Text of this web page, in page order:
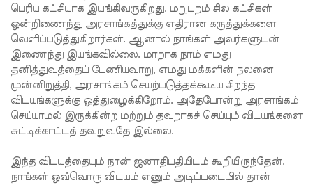
உள்வாங்க
வும் -
உதுமா
லெப்பை
விலங்குக
ள், தேசிய
நீர்
பெரிய கட்சியாக இயங்கிவருகிறது. மறுபுறம் சில கட்சிகள்
ஒன்றிணைந்து அரசாங்கத்துக்கு எதிரான கருத்துக்களை
வெளிப்படுத்துகிறார்கள். ஆனால் நாங்கள் அவர்களுடன்
இணைந்து இயங்கவில்லை. மாறாக நாம் எமது
தனித்துவத்தைப் பேணியவாறு, எமது மக்களின் நலனை
முன்னிறுத்தி, அரசாங்கம் செயற்படுத்தக்கூடிய சிறந்த
விடயங்களுக்கு ஒத்துழைக்கிறோம். அதேபோன்று அரசாங்கம்
செய்யாமல் இருக்கின்ற மற்றும் தவறாகச் செய்யும் விடயங்களை
சுட்டிக்காட்டத் தவறுவதே இல்லை.
இந்த விடயத்தையும் நான் ஜனாதிபதியிடம் கூறியிருந்தேன்.
நாங்கள் ஒவ்வொரு விடயம் எனும் அடிப்படையில் தான்